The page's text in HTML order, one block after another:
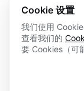
© 2026 杭州深
浙ICP备
Cookie 设置
我们使用
查看我们的
要 Cookies（可